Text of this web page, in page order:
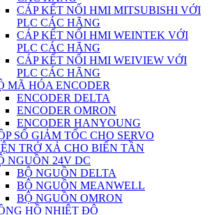
CÁP KẾT NỐI HMI MITSUBISHI VỚI
PLC CÁC HÃNG
CÁP KẾT NỐI HMI WEINTEK VỚI
PLC CÁC HÃNG
CÁP KẾT NỐI HMI WEIVIEW VỚI
PLC CÁC HÃNG
MÃ HÓA ENCODER
ENCODER DELTA
ENCODER OMRON
ENCODER HANYOUNG
SỐ GIẢM TỐC CHO SERVO
TRỞ XẢ CHO BIẾN TẦN
NGUỒN 24V DC
BỘ NGUỒN DELTA
BỘ NGUỒN MEANWELL
BỘ NGUỒN OMRON
HỒ NHIỆT ĐỘ